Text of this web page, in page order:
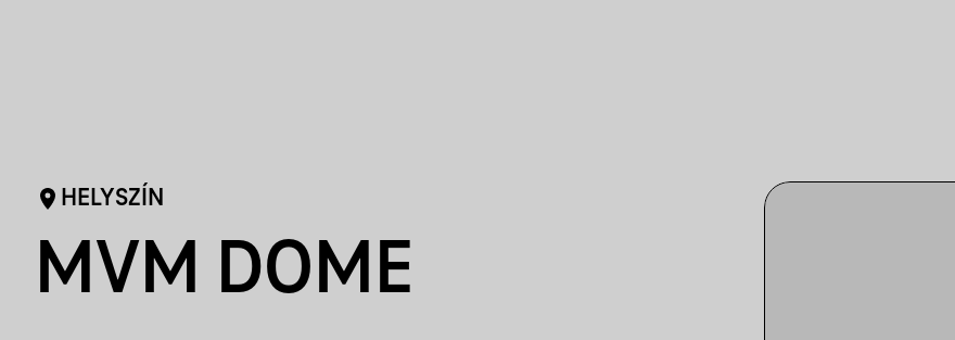
HELYSZÍN
MVM DOME